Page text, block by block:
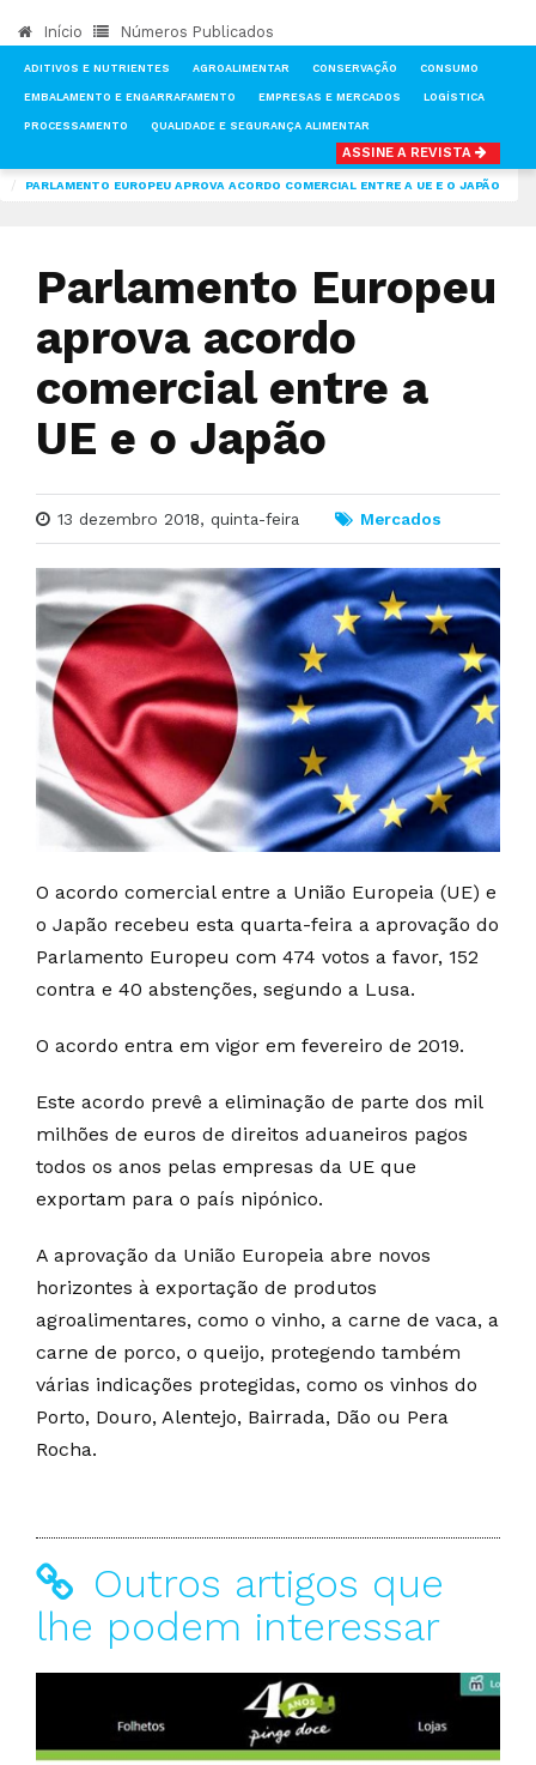
Início Números Publicados
ADITIVOS E NUTRIENTES AGROALIMENTAR CONSERVAÇÃO CONSUMO
EMBALAMENTO E ENGARRAFAMENTO EMPRESAS E MERCADOS LOGÍSTICA
PROCESSAMENTO QUALIDADE E SEGURANÇA ALIMENTAR
ASSINE A REVISTA
PARLAMENTO EUROPEU APROVA ACORDO COMERCIAL ENTRE A UE E O JAPÃO
Parlamento Europeu
aprova acordo
comercial entre a
UE e o Japão
13 dezembro 2018, quinta-feira Mercados
O acordo comercial entre a União Europeia (UE) e
o Japão recebeu esta quarta-feira a aprovação do
Parlamento Europeu com 474 votos a favor, 152
contra e 40 abstenções, segundo a Lusa.
O acordo entra em vigor em fevereiro de 2019.
Este acordo prevê a eliminação de parte dos mil
milhões de euros de direitos aduaneiros pagos
todos os anos pelas empresas da UE que
exportam para o país nipónico.
A aprovação da União Europeia abre novos
horizontes à exportação de produtos
agroalimentares, como o vinho, a carne de vaca, a
carne de porco, o queijo, protegendo também
várias indicações protegidas, como os vinhos do
Porto, Douro, Alentejo, Bairrada, Dão ou Pera
Rocha.
Outros artigos que
lhe podem interessar